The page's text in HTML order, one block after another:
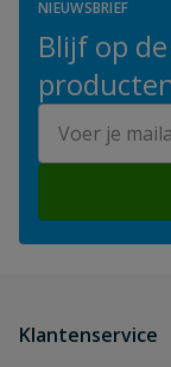
NIEUWSBRIEF
Blijf op
Klantenservice